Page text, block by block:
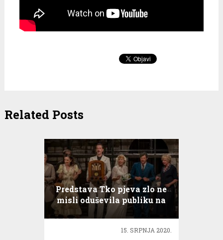
Related Posts
Predstava Tko pjeva zlo ne
misli oduševila publiku na
Hvaru
15. SRPNJA 2020.